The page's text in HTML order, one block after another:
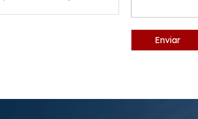
Enviar